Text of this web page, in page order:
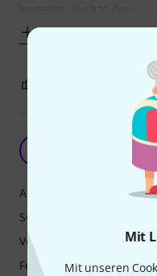
Mit
Mit unseren
Mehr anzeigen
Weicher Klang
Ansprache
Sound
Verarbeitung
Features